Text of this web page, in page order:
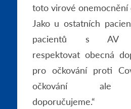
toto virové onemocnění
Jako u ostatních
pacientů s AV
respektovat obecná
pro očkování proti
očkování ale
doporučujeme.“